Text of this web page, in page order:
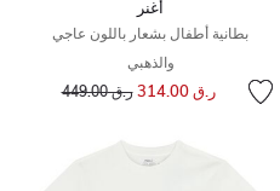
أغنر
بطانية أطفال بشعار باللون عاجي
والذهبي
ر.ق 314.00 سعر مخفض منر.ق 449.00